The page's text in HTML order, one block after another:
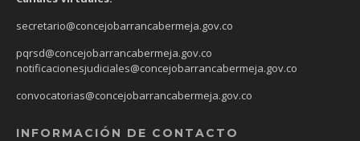
secretario@concejobarrancabermeja.gov.co
pqrsd@concejobarrancabermeja.gov.co
notificacionesjudiciales@concejobarrancabermeja.gov.co
convocatorias@concejobarrancabermeja.gov.co
INFORMACIÓN DE CONTACTO